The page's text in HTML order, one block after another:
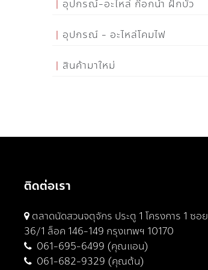
อุปกรณ์-อะไหล่ ก๊อกน้ำ ฝักบัว
อุปกรณ์ - อะไหล่โคมไฟ
สินค้ามาใหม่
ติดต่อเรา
ตลาดนัดสวนจตุจักร ประตู 1 โครงการ 1 ซอย
36/1 ล็อค 146-149 กรุงเทพฯ 10170
061-695-6499 (คุณแอน)
061-682-9329 (คุณต้น)